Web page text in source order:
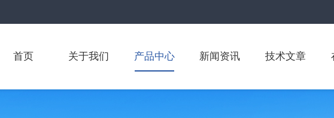
首页 关于我们 产品中心 新闻资讯 技术文章